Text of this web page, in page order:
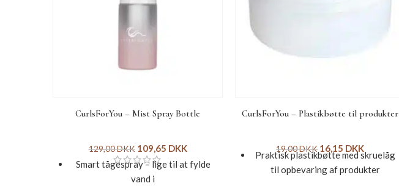
CurlsForYou – Mist Spray Bottle
129,00DKK 109,65 DKK
Smart tågespray – lige til at fylde
vand i
CurlsForYou – Plastikbøtte til produkter
19,00DKK 16,15 DKK
Praktisk plastikbøtte med skruelåg
til opbevaring af produkter